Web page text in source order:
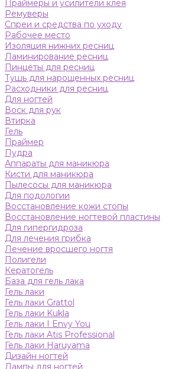
Праймеры и усилители клея
Ремуверы
Спреи и средства по уходу
Рабочее место
Изоляция нижних ресниц
Ламинирование ресниц
Пинцеты для ресниц
Тушь для нарощенных ресниц
Расходники для ресниц
Для ногтей
Воск для рук
Втирка
Гель
Праймер
Пудра
Аппараты для маникюра
Кисти для маникюра
Пылесосы для маникюра
Для подологии
Восстановление кожи стопы
Восстановление ногтевой пластины
Для гипергидроза
Для лечения грибка
Лечение вросшего ногтя
Полигели
Кератогель
База для гель лака
Гель лаки
Гель лаки Grattol
Гель лаки Kukla
Гель лаки I Envy You
Гель лаки Atis Professional
Гель лаки Haruyama
Дизайн ногтей
Лампы для ногтей